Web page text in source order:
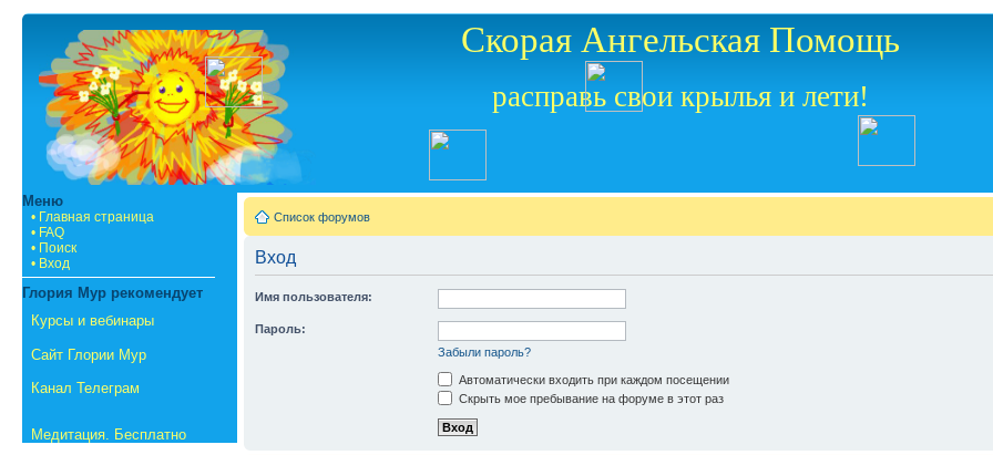
Скорая Ангельская Помощь
расправь свои крылья и лети!
Меню
• Главная страница
• FAQ
• Поиск
• Вход
Глория Мур рекомендует
Курсы и вебинары
Сайт Глории Мур
Канал Телеграм
Медитация. Бесплатно
Список форумов
Вход
Имя пользователя:
Пароль:
Забыли пароль?
Автоматически входить при каждом посещении
Скрыть мое пребывание на форуме в этот раз